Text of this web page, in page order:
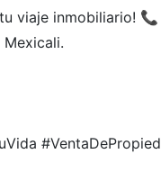
viaje inmobiliario! 📞
Mexicali.